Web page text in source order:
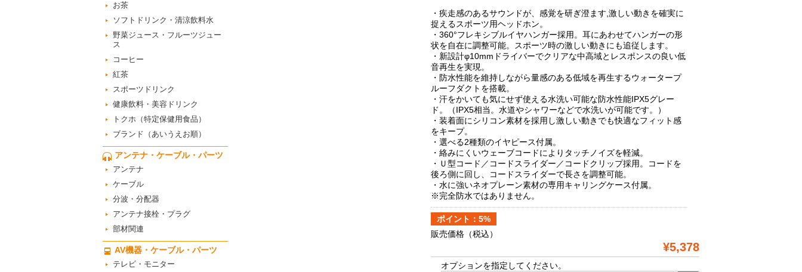
お茶
ソフトドリンク・清涼飲料水
野菜ジュース・フルーツジュー
ス
コーヒー
紅茶
スポーツドリンク
健康飲料・美容ドリンク
トクホ（特定保健用食品）
ブランド（あいうえお順）
アンテナ・ケーブル・パーツ
アンテナ
ケーブル
分波・分配器
アンテナ接栓・プラグ
部材関連
AV機器・ケーブル・パーツ
テレビ・モニター
・疾走感のあるサウンドが、感覚を研ぎ澄ます,激しい動きを確実に
捉えるスポーツ用ヘッドホン。
・360°フレキシブルイヤハンガー採用。耳にあわせてハンガーの形
状を自在に調整可能。スポーツ時の激しい動きにも追従します。
・新設計φ10mmドライバーでクリアな中高域とレスポンスの良い低
音再生を実現。
・防水性能を維持しながら量感のある低域を再生するウォータープ
ルーフダクトを搭載。
・汗をかいても気にせず使える水洗い可能な防水性能IPX5グレー
ド。（IPX5相当。水道やシャワーなどで水洗いが可能です。）
・装着面にシリコン素材を採用し激しい動きでも快適なフィット感
をキープ。
・選べる2種類のイヤピース付属。
・絡みにくいウェーブコードによりタッチノイズを軽減。
・Ｕ型コード／コードスライダー／コードクリップ採用。コードを
後ろ側に回し、コードスライダーで長さを調整可能。
・水に強いネオプレーン素材の専用キャリングケース付属。
※完全防水ではありません。
ポイント：5%
販売価格 （税込）
¥5,378
オプションを指定してください。